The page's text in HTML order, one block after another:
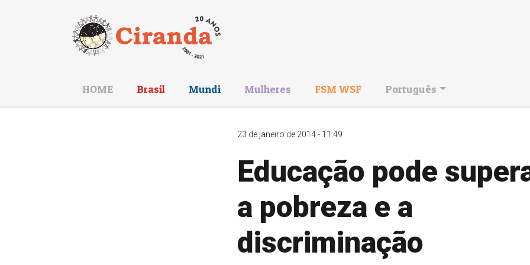
HOME Brasil Mundi Mulheres FSM WSF Português
23 de janeiro de 2014 - 11:49
Educação pode
a pobreza e a
discriminação